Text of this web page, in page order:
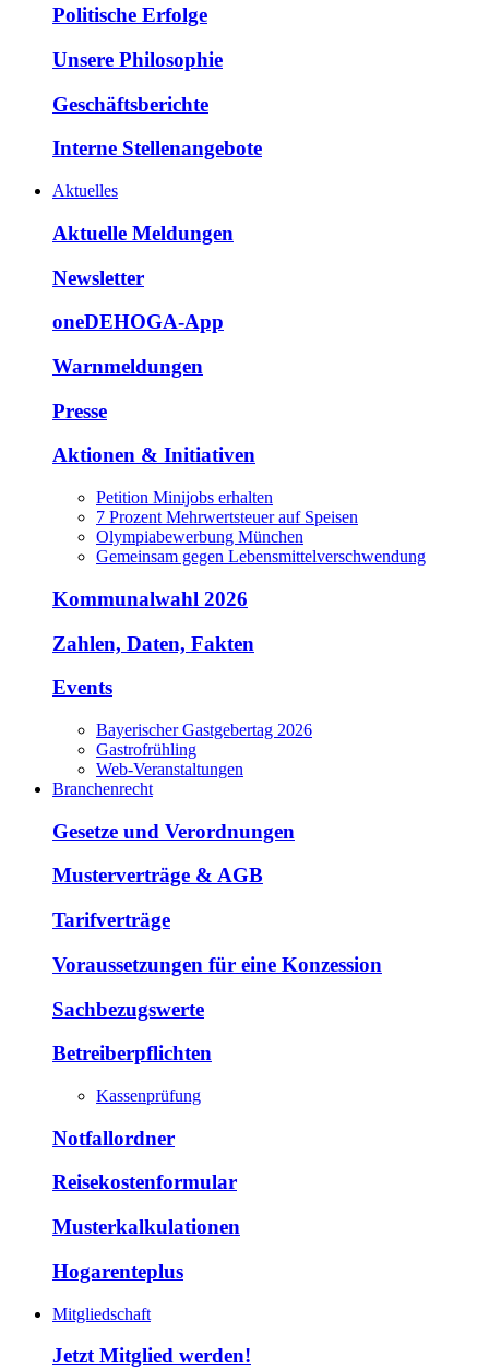
Politische Erfolge
Unsere Philosophie
Geschäftsberichte
Interne Stellenangebote
Aktuelles
Aktuelle Meldungen
Newsletter
oneDEHOGA-App
Warnmeldungen
Presse
Aktionen & Initiativen
Petition Minijobs erhalten
7 Prozent Mehrwertsteuer auf Speisen
Olympiabewerbung München
Gemeinsam gegen Lebensmittelverschwendung
Kommunalwahl 2026
Zahlen, Daten, Fakten
Events
Bayerischer Gastgebertag 2026
Gastrofrühling
Web-Veranstaltungen
Branchenrecht
Gesetze und Verordnungen
Musterverträge & AGB
Tarifverträge
Voraussetzungen für eine Konzession
Sachbezugswerte
Betreiberpflichten
Kassenprüfung
Notfallordner
Reisekostenformular
Musterkalkulationen
Hogarenteplus
Mitgliedschaft
Jetzt Mitglied werden!